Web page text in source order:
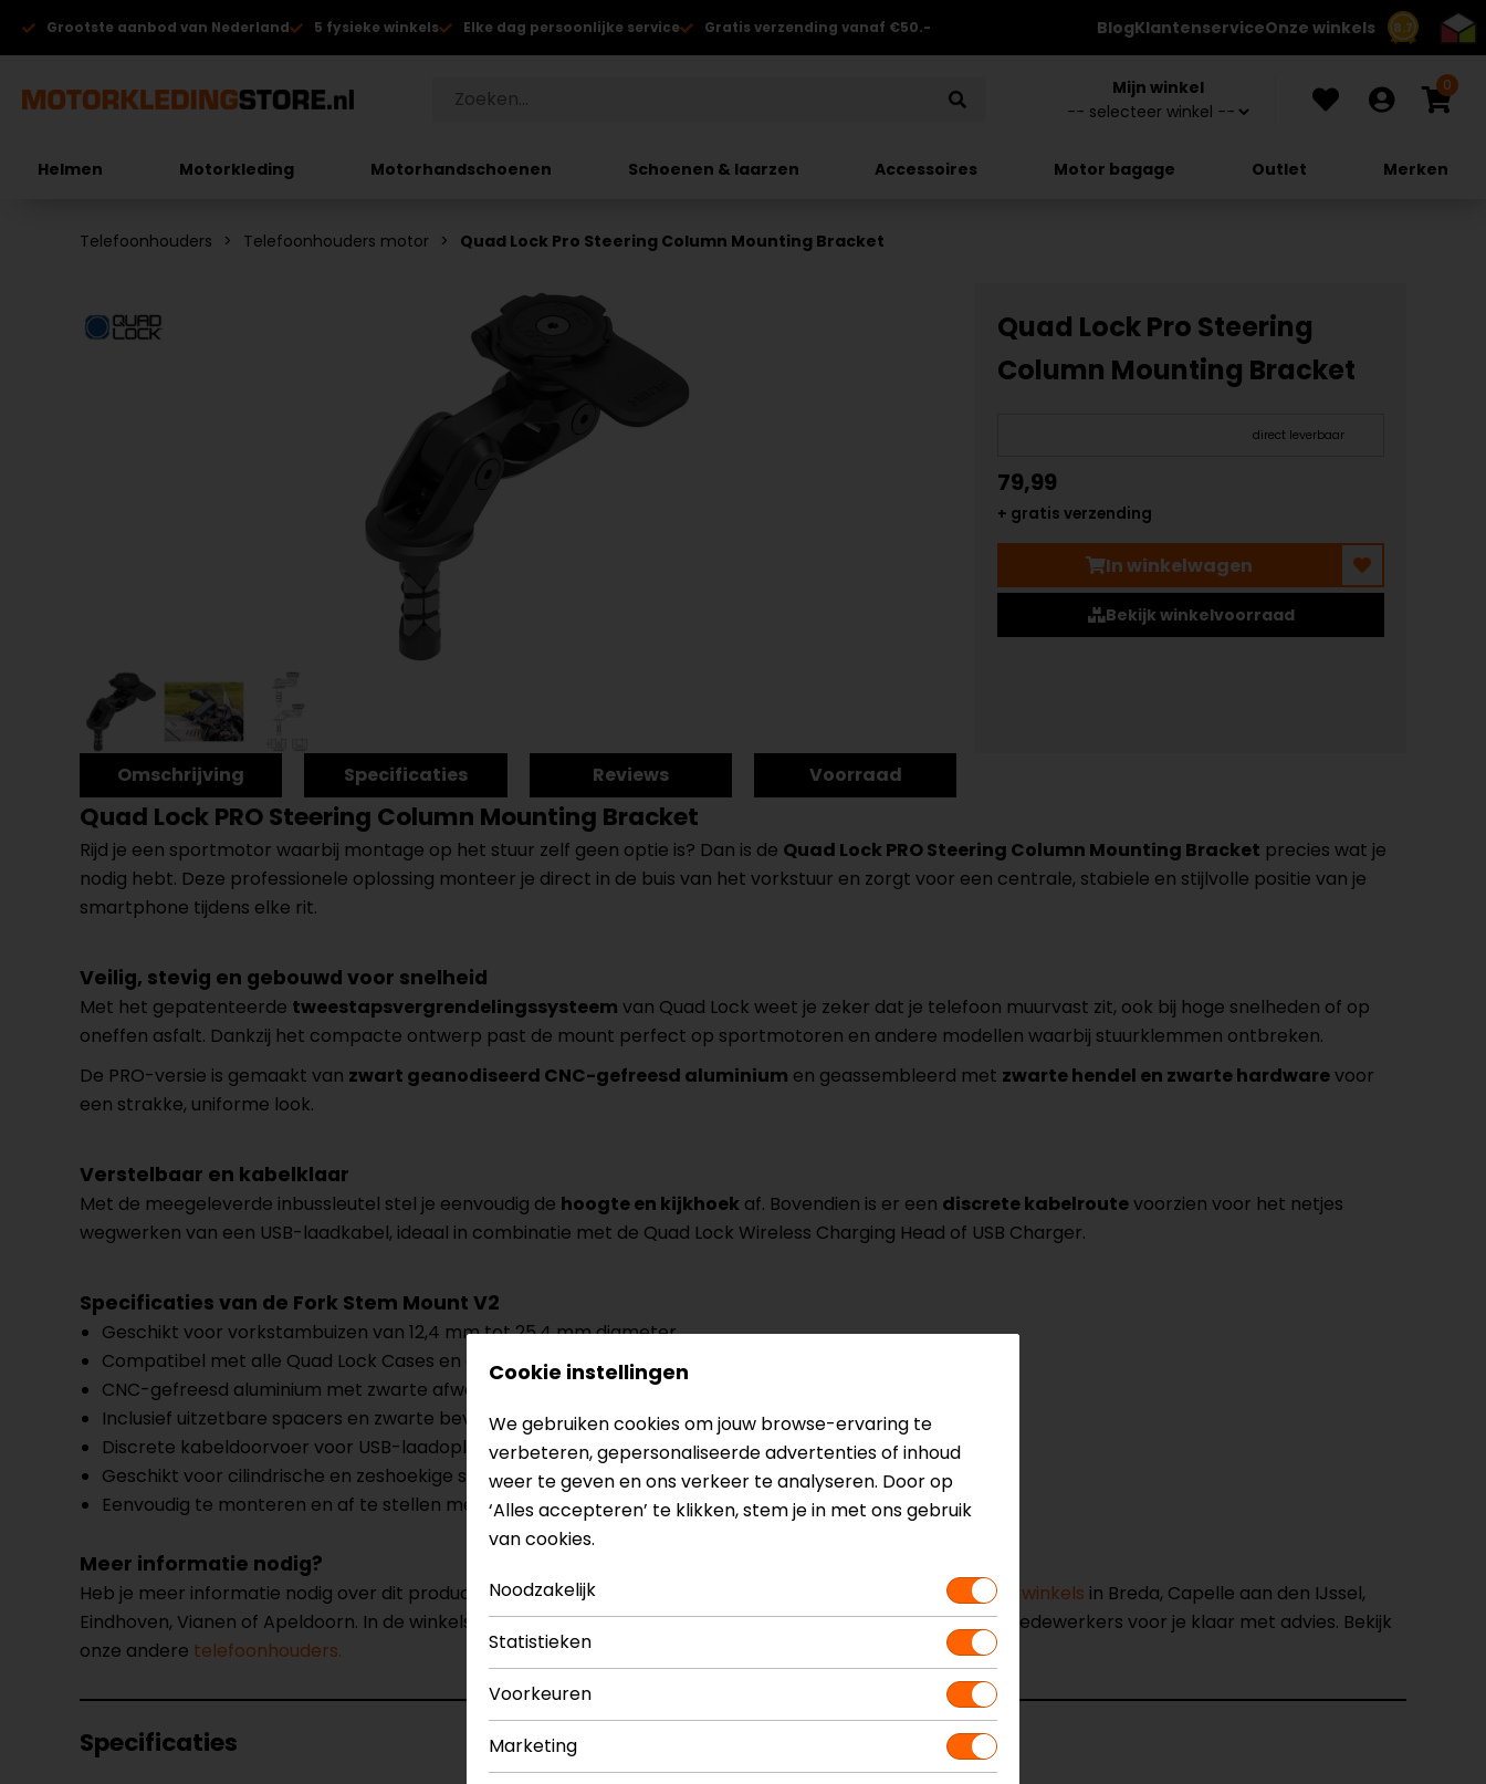
8.7
Grootste aanbod van Nederland 5 fysieke winkels Elke dag persoonlijke service Gratis verzending vanaf €50.- BlogKlantenserviceOnze winkels
Mijn winkel 0
Helmen Motorkleding Motorhandschoenen Schoenen & laarzen Accessoires Motor bagage Outlet Merken
Telefoonhouders Telefoonhouders motor Quad Lock Pro Steering Column Mounting Bracket
Quad Lock Pro Steering
Column Mounting Bracket
direct leverbaar
79,99
+ gratis verzending
In winkelwagen
Bekijk winkelvoorraad
Omschrijving Specificaties Reviews Voorraad
Quad Lock PRO Steering Column Mounting Bracket
Rijd je een sportmotor waarbij montage op het stuur zelf geen optie is? Dan is de Quad Lock PRO Steering Column Mounting Bracket precies wat je
nodig hebt. Deze professionele oplossing monteer je direct in de buis van het vorkstuur en zorgt voor een centrale, stabiele en stijlvolle positie van je
smartphone tijdens elke rit.
Veilig, stevig en gebouwd voor snelheid
Met het gepatenteerde tweestapsvergrendelingssysteem van Quad Lock weet je zeker dat je telefoon muurvast zit, ook bij hoge snelheden of op
oneffen asfalt. Dankzij het compacte ontwerp past de mount perfect op sportmotoren en andere modellen waarbij stuurklemmen ontbreken.
De PRO-versie is gemaakt van zwart geanodiseerd CNC-gefreesd aluminium en geassembleerd met zwarte hendel en zwarte hardwarevoor
een strakke, uniforme look.
Verstelbaar en kabelklaar
Met de meegeleverde inbussleutel stel je eenvoudig de hoogte en kijkhoek af. Bovendien is er een discrete kabelroutevoorzien voor het netjes
wegwerken van een USB-laadkabel, ideaal in combinatie met de Quad Lock Wireless Charging Head of USB Charger.
Specificaties van de Fork Stem Mount V2
Geschikt voor vorkstambuizen van 12,4 mm tot 25,4 mm diameter
Compatibel met alle Quad Lock Cases en de Universal Adaptor
CNC-gefreesd aluminium met zwarte afwerking
Inclusief uitzetbare spacers en zwarte bevestigingsschroef
Discrete kabeldoorvoer voor USB-laadoplossingen
Geschikt voor cilindrische en zeshoekige stuurpenbuizen zonder lip
Eenvoudig te monteren en af te stellen met meegeleverde inbussleutel
Meer informatie nodig?
Heb je meer informatie nodig over dit product? Neem dancontact met ons op of kom langs in één vanonze winkels in Breda, Capelle aan den IJssel,
Eindhoven, Vianen of Apeldoorn. In de winkels kun je het product bekijken & passen en staan onze verkoopmedewerkers voor je klaar met advies. Bekijk
onze andere telefoonhouders.
Specificaties
Cookie instellingen
We gebruiken cookies om jouw browse-ervaring te
verbeteren, gepersonaliseerde advertenties of inhoud
weer te geven en ons verkeer te analyseren. Door op
‘Alles accepteren’ te klikken, stem je in met ons gebruik
van cookies.
Noodzakelijk
Statistieken
Voorkeuren
Marketing